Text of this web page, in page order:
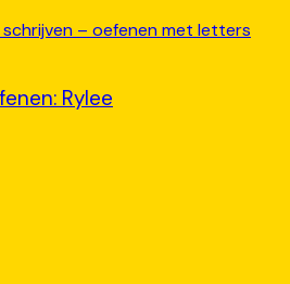
Rylee